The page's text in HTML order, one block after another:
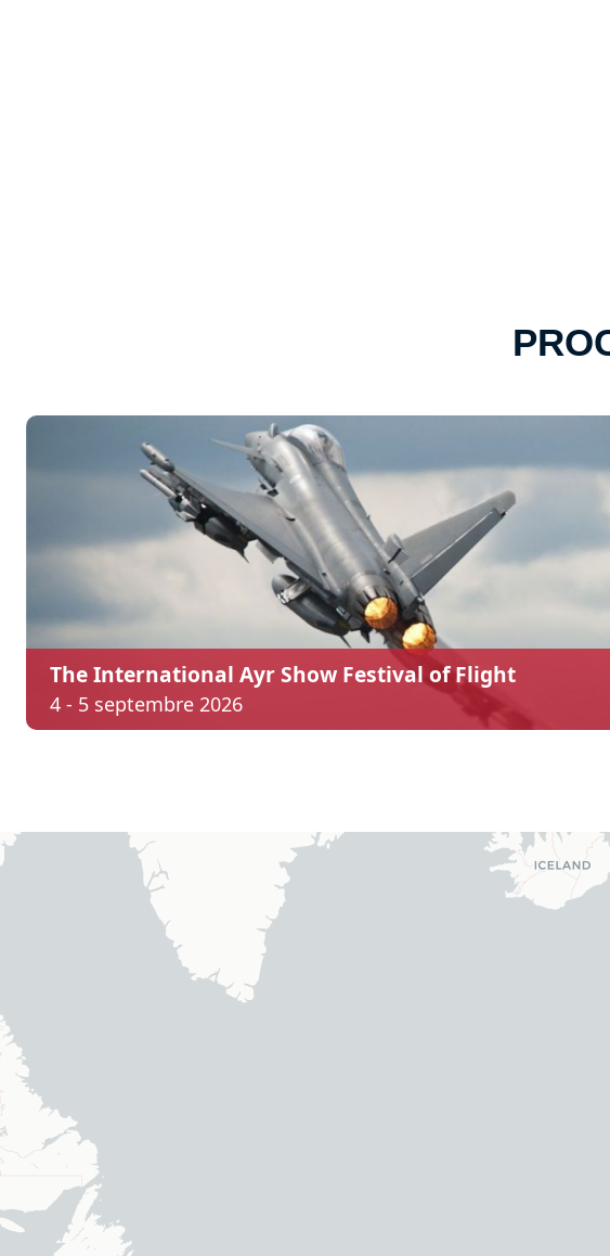
The International Ayr Show Festival of Flight
4 - 5 septembre 2026